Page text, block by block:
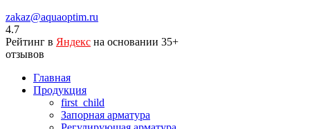
zakaz@aquaoptim.ru
4.7
Рейтинг в Яндекс на основании 35+
отзывов
Главная
Продукция
first_child
Запорная арматура